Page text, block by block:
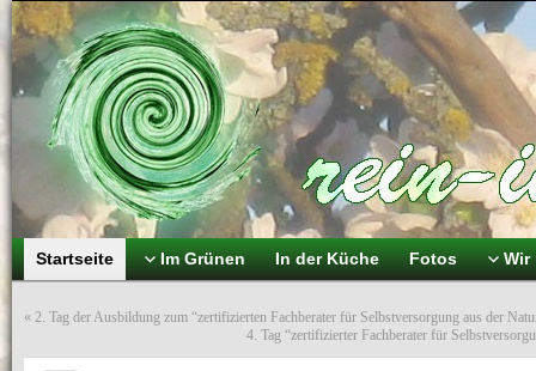
Startseite Im Grünen In der Küche Fotos Wir
« 2. Tag der Ausbildung zum “zertifizierten Fachberater für Selbstversorgung aus der
4. Tag “zertifizierter Fachberater für